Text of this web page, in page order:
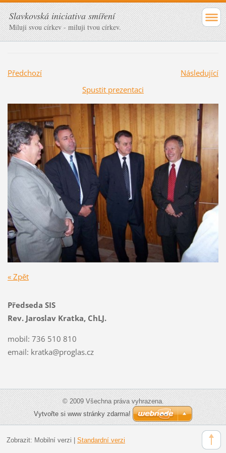
Slavkovská iniciativa smíření
Miluji svou církev - miluji tvou církev.
Předchozí
Následující
Spustit prezentaci
« Zpět
Předseda SIS
Rev. Jaroslav Kratka, ChLJ.
mobil: 736 510 810
email: kratka@proglas.cz
© 2009 Všechna práva vyhrazena.
Vytvořte si www stránky zdarma!
Zobrazit: Mobilní verzi Standardní verzi